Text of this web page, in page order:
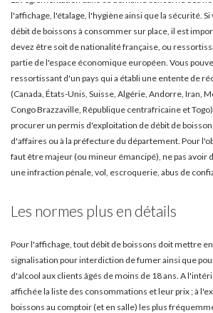
Licence restaurant
Licences à emporter
l'affichage, l'étalage, l'hygiène ainsi que la sécurité.
débit de boissons à consommer sur place, il est
devez être soit de nationalité française, ou
partie de l'espace économique européen. Vous
ressortissant d'un pays qui a établi une entente de
(Canada, États-Unis, Suisse, Algérie, Andorre, Iran,
Congo Brazzaville, République centrafricaine et
procurer un permis d'exploitation de débit de
d'affaires ou à la préfecture du département. Pour
faut être majeur (ou mineur émancipé), ne pas avoir
une infraction pénale, vol, escroquerie, abus de
Les normes plus en détails
Pour l'affichage, tout débit de boissons doit mettre
signalisation pour interdiction de fumer ainsi que
d'alcool aux clients âgés de moins de 18 ans. A
affichée la liste des consommations et leur prix ; à
boissons au comptoir (et en salle) les plus